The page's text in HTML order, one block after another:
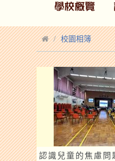
校園相簿
認識兒童的焦慮